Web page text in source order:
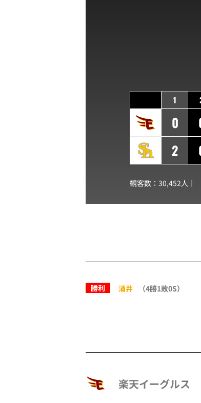
1
0
2
観客数：30,452人｜
勝利 涌井 （4勝1敗0S）
楽天イーグルス